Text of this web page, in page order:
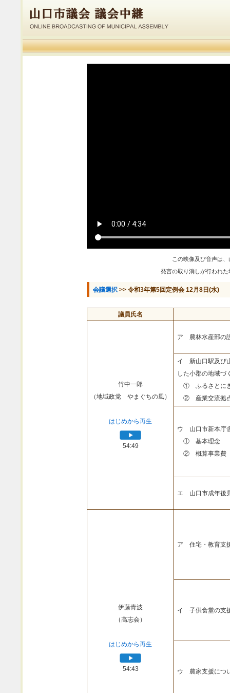
この映像及び音声は
発言の取り消しが行われ
会議選択 >> 令和3年第5回定例会 12月8日(水)
議員氏名
竹中一郎
（地域政党 やまぐちの風）
はじめから再生
54:49
ア 農林水産部の
イ 新山口駅及び
した小郡の地域づ
① ふるさとにぎ
② 産業交流拠点
ウ 山口市新本庁
① 基本理念
② 概算事業費
エ 山口市成年後
伊藤青波
（高志会）
はじめから再生
54:43
ア 住宅・教育支
イ 子供食堂の支
ウ 農家支援につ